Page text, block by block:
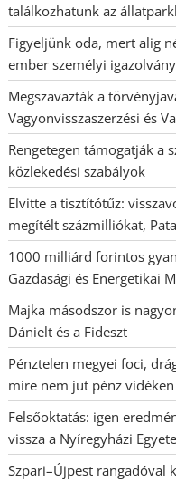
találkozhatunk az
Figyeljünk oda, mert alig
ember személyi
Megszavazták a
Vagyonvisszaszerzési és
Rengetegen támogatják a
közlekedési szabályok
Elvitte a tisztítótűz:
megítélt százmilliókat,
1000 milliárd forintos
Gazdasági és Energetikai
Majka másodszor is
Dánielt és a Fideszt
Pénztelen megyei foci,
mire nem jut pénz
Felsőoktatás: igen
vissza a Nyíregyházi
Szpari–Újpest rangadóval